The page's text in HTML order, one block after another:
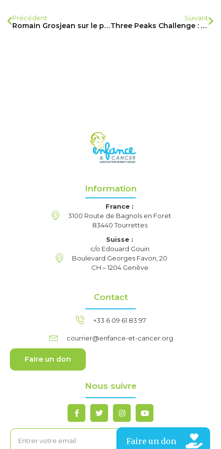
Précédent
Romain Grosjean sur le podium Grand Prix de Belgique le dimanche 23 août 2015
Suivant
Three Peaks Challenge : le merveilleux défi d’un ami de la famille Gouin
Information
France :
3100 Route de Bagnols en Foret
83440 Tourrettes
Suisse :
c/o Edouard Gouin
Boulevard Georges Favon, 20
CH – 1204 Genève
Contact
+33 6 09 61 83 97
courrier@enfance-et-cancer.org
Faire un don
Nous suivre